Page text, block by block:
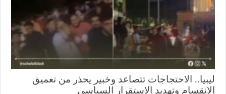
الاحتجاجات تتصاعد وخبير يحذر من تعميق
وتهديد الاستقرار السياسي